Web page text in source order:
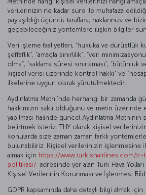
verilerinizin ne kadar süre ile muhafaza
paylaşıldığı üçüncü taraflara, haklarınıza ve
geçebileceğiniz yöntemlere ilişkin bilgiler
Veri işleme faaliyetleri, “hukuka ve dürüstlük
şeffaflık”, “amaçla sınırlılık”, “veri
olma”, “saklama süresi sınırlaması”, “bütünlük
kişisel verisi üzerinde kontrol hakkı” ve
ilkelerine uygun olarak yürütülmektedir.
Aydınlatma Metni’nde herhangi bir zamanda
hakkımızın saklı olduğunu ve metin üzerinde
yapılması halinde güncel Aydınlatma Metninin
belirtmek isteriz. THY olarak kişisel
konularda size zaman zaman farklı
bulunabiliriz. Kişisel verilerinizin işlenmesine
almak için https://www.turkishairlines.com/tr-
politikasi/ adresinde yer alan Türk Hava Yolları
Kişisel Verilerinin Korunması ve İşlenmesi
GDPR kapsamında daha detaylı bilgi almak için